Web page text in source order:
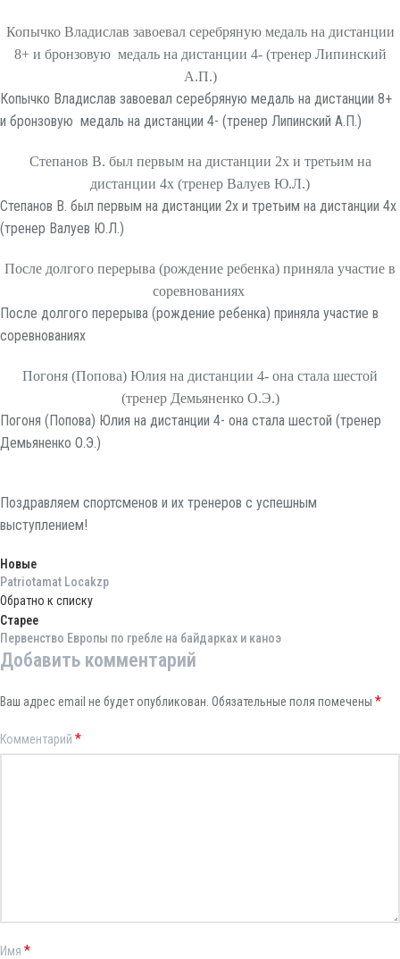
Копычко Владислав завоевал серебряную медаль на дистанции
8+ и бронзовую медаль на дистанции 4- (тренер Липинский
А.П.)
Копычко Владислав завоевал серебряную медаль на дистанции 8+
и бронзовую медаль на дистанции 4- (тренер Липинский А.П.)
Степанов В. был первым на дистанции 2х и третьим на
дистанции 4х (тренер Валуев Ю.Л.)
Степанов В. был первым на дистанции 2х и третьим на дистанции 4х
(тренер Валуев Ю.Л.)
После долгого перерыва (рождение ребенка) приняла участие в
соревнованиях
После долгого перерыва (рождение ребенка) приняла участие в
соревнованиях
Погоня (Попова) Юлия на дистанции 4- она стала шестой
(тренер Демьяненко О.Э.)
Погоня (Попова) Юлия на дистанции 4- она стала шестой (тренер
Демьяненко О.Э.)
Поздравляем спортсменов и их тренеров с успешным
выступлением!
Новые
Patriotamat Locakzp
Обратно к списку
Старее
Первенство Европы по гребле на байдарках и каноэ
Добавить комментарий
Ваш адрес email не будет опубликован. Обязательные поля помечены *
Комментарий *
Имя *